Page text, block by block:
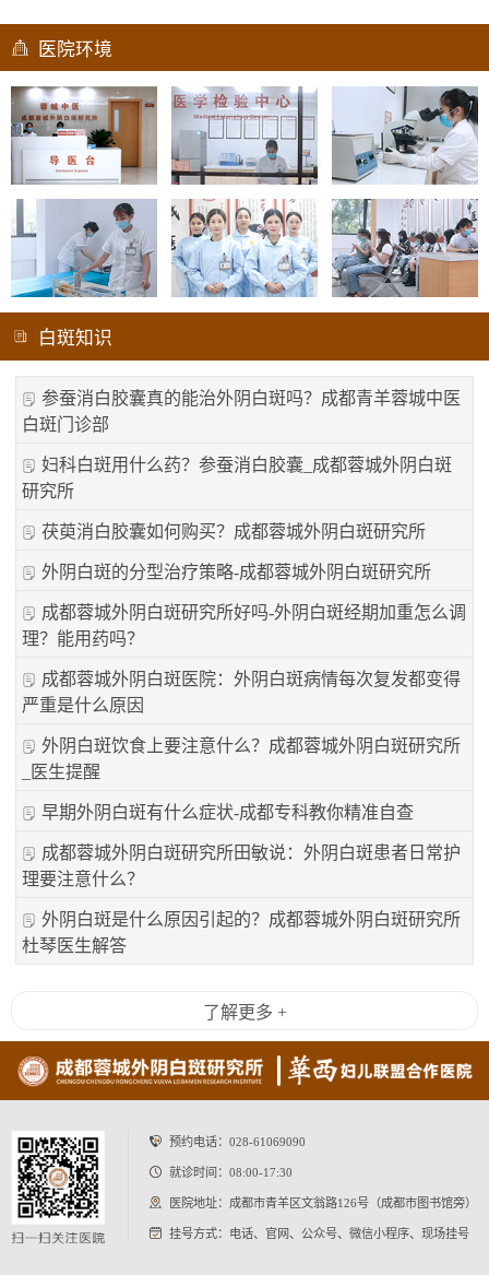
医院环境
白斑知识
参蚕消白胶囊真的能治外阴白斑吗？成都青羊蓉城中医
白斑门诊部
妇科白斑用什么药？参蚕消白胶囊_成都蓉城外阴白斑
研究所
茯萸消白胶囊如何购买？成都蓉城外阴白斑研究所
外阴白斑的分型治疗策略-成都蓉城外阴白斑研究所
成都蓉城外阴白斑研究所好吗-外阴白斑经期加重怎么调
理？能用药吗？
成都蓉城外阴白斑医院：外阴白斑病情每次复发都变得
严重是什么原因
外阴白斑饮食上要注意什么？成都蓉城外阴白斑研究所
_医生提醒
早期外阴白斑有什么症状-成都专科教你精准自查
成都蓉城外阴白斑研究所田敏说：外阴白斑患者日常护
理要注意什么？
外阴白斑是什么原因引起的？成都蓉城外阴白斑研究所
杜琴医生解答
了解更多 +
预约电话： 028-61069090
就诊时间：08:00-17:30
医院地址：成都市青羊区文翁路126号（成都市图书馆旁）
挂号方式：电话、官网、公众号、微信小程序、现场挂号